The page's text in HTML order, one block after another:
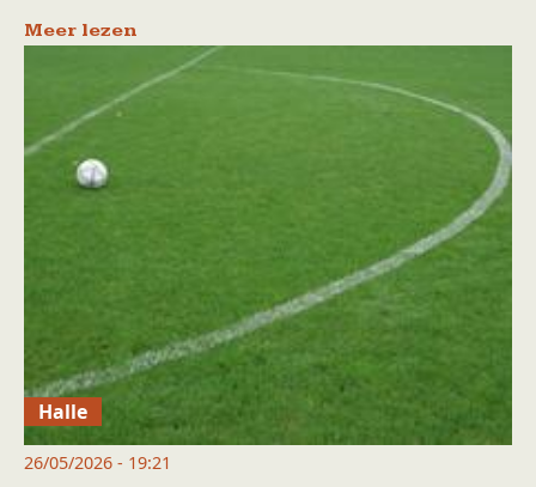
Meer lezen
Halle
26/05/2026 - 19:21